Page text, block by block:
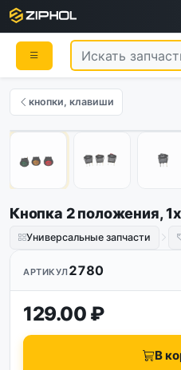
кнопки, клавиши
Кнопка 2 положения,
Универсальные запчасти
АРТИКУЛ2780
129.00 ₽
В